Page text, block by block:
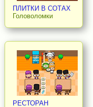
ПЛИТКИ В СОТАХ
Головоломки
РЕСТОРАН